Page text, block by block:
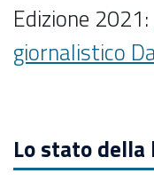
Edizione 2021:
giornalistico
Lo stato